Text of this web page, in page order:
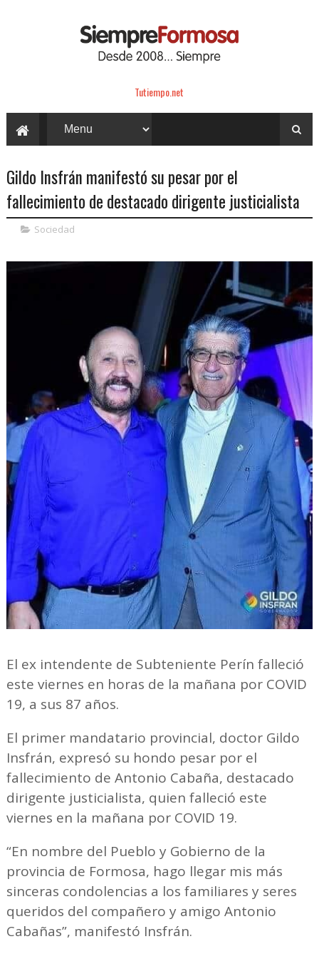
Tutiempo.net
Gildo Insfrán manifestó su pesar por el
fallecimiento de destacado dirigente justicialista
Sociedad
El ex intendente de Subteniente Perín falleció
este viernes en horas de la mañana por COVID
19, a sus 87 años.
El primer mandatario provincial, doctor Gildo
Insfrán, expresó su hondo pesar por el
fallecimiento de Antonio Cabaña, destacado
dirigente justicialista, quien falleció este
viernes en la mañana por COVID 19.
“En nombre del Pueblo y Gobierno de la
provincia de Formosa, hago llegar mis más
sinceras condolencias a los familiares y seres
queridos del compañero y amigo Antonio
Cabañas”, manifestó Insfrán.